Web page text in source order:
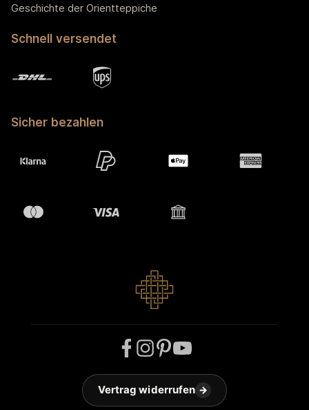
Geschichte der Orientteppiche
Schnell versendet
Sicher bezahlen
Vertrag widerrufen →